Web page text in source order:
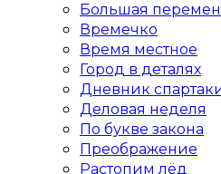
Большая
Времечко
Время местное
Город в деталях
Дневник
Деловая неделя
По букве закона
Преображение
Растопим лёд